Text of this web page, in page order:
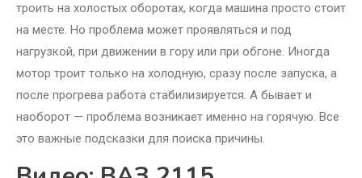
троить на холостых оборотах, когда машина просто стоит
на месте. Но проблема может проявляться и под
нагрузкой, при движении в гору или при обгоне. Иногда
мотор троит только на холодную, сразу после запуска, а
после прогрева работа стабилизируется. А бывает и
наоборот — проблема возникает именно на горячую. Все
это важные подсказки для поиска причины.